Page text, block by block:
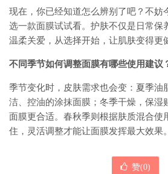
现在，你已经知道怎么辨别了吧？不妨
选一款面膜试试看。护肤不仅是日常保
温柔关爱，从选择开始，让肌肤变得更
不同季节如何调整面膜有哪些使用建议
季节变化时，皮肤需求也会变：夏季油
洁、控油的涂抹面膜；冬季干燥，保湿
面膜更合适。春秋季则根据肤质混合使
住，灵活调整才能让面膜发挥最大效果。
赞(0)